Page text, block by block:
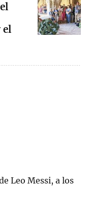
el
Leo Messi, a los